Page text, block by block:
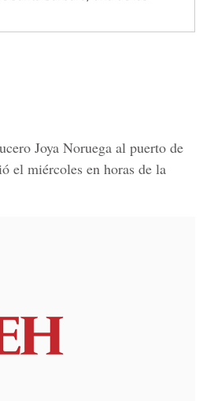
Joya Noruega al puerto de
el miércoles en horas de la